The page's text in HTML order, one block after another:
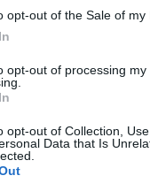
opt-out of the Sale of my
opt-out of processing
opt-out of Collection,
Data that Is
di
-
creativo di
alla musica